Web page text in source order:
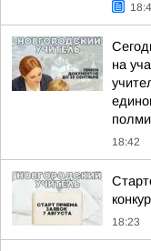
на
18:42
18:23